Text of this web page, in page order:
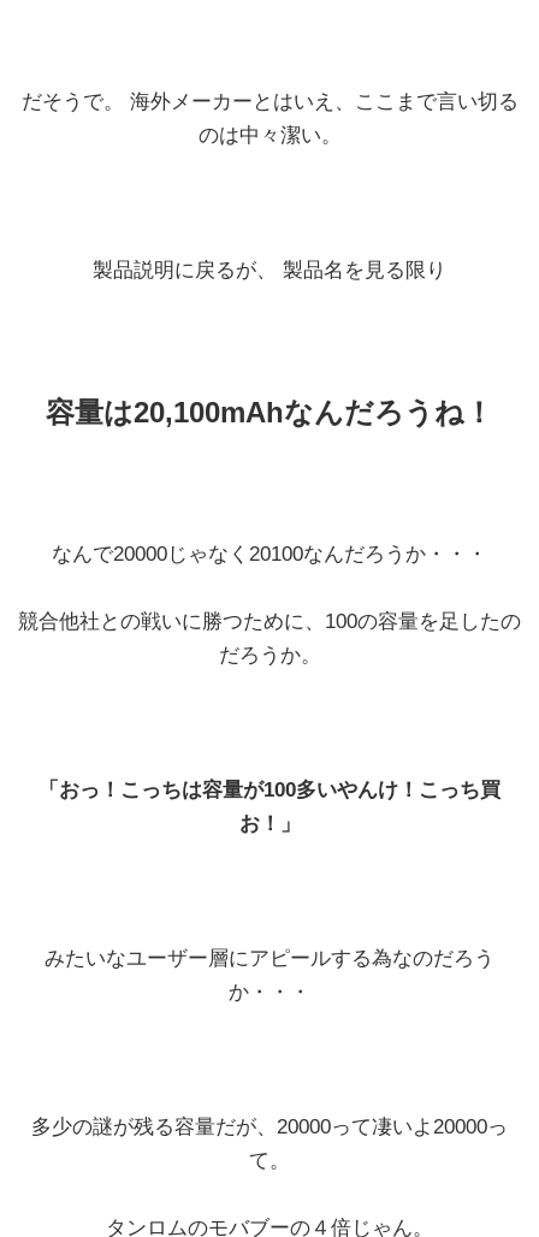
だそうで。 海外メーカーとはいえ、ここまで言い切る
のは中々潔い。
製品説明に戻るが、 製品名を見る限り
容量は20,100mAhなんだろうね！
なんで20000じゃなく20100なんだろうか・・・
競合他社との戦いに勝つために、100の容量を足したの
だろうか。
「おっ！こっちは容量が100多いやんけ！こっち買
お！」
みたいなユーザー層にアピールする為なのだろう
か・・・
多少の謎が残る容量だが、20000って凄いよ20000っ
て。
タンロムのモバブーの４倍じゃん。